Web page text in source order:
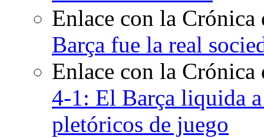
Enlace con la
Barça fue la real
Enlace con la
4-1: El Barça liquida
pletóricos de juego